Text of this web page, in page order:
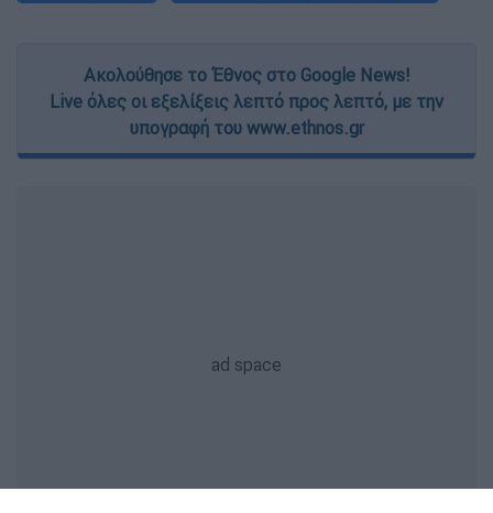
Ακολούθησε το Έθνος στο Google News!
Live όλες οι εξελίξεις λεπτό προς λεπτό, με την
υπογραφή του www.ethnos.gr